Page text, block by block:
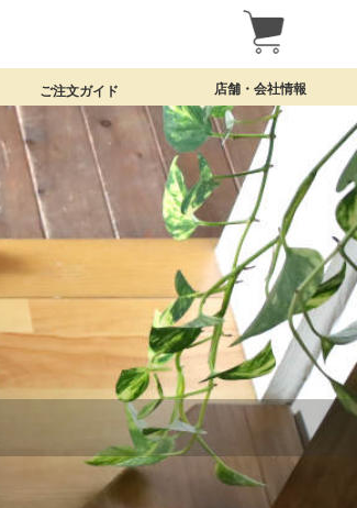
ご注文ガイド 店舗・会社情報
名古屋・覚王山の実店舗
クラフトワークについて
特定商取引法表示